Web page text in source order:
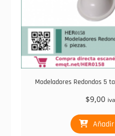
Modeladores Redondos 5
$9,00